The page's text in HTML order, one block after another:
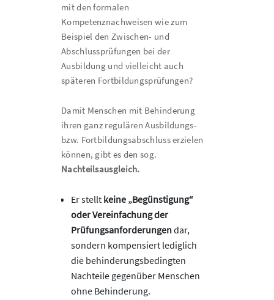
mit den formalen
Kompetenznachweisen wie zum
Beispiel den Zwischen- und
Abschlussprüfungen bei der
Ausbildung und vielleicht auch
späteren Fortbildungsprüfungen?
Damit Menschen mit Behinderung
ihren ganz regulären Ausbildungs-
bzw. Fortbildungsabschluss erzielen
können, gibt es den sog.
Nachteilsausgleich.
Er stellt keine „Begünstigung“
oder Vereinfachung der
Prüfungsanforderungendar,
sondern kompensiert lediglich
die behinderungsbedingten
Nachteile gegenüber Menschen
ohne Behinderung.